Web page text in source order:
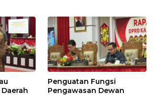
Penguatan Fungsi
Pengawasan Dewan